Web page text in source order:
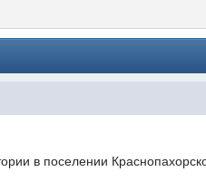
в поселении